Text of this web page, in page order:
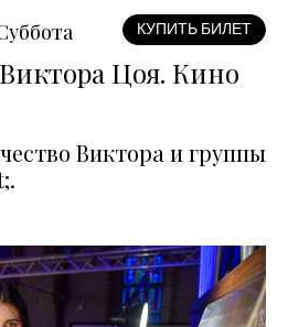
КУПИТЬ БИЛЕТ
Цоя. Кино
Виктора и группы